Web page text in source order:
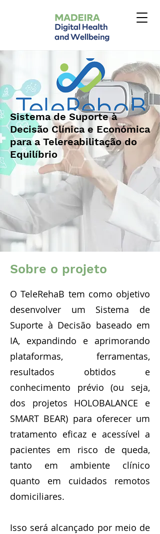
Sistema de Suporte à
Decisão Clínica e Económica
para a Telereabilitação do
Equilíbrio
Sobre o projeto
O TeleRehaB tem como objetivo
desenvolver um Sistema de
Suporte à Decisão baseado em
IA, expandindo e aprimorando
plataformas, ferramentas,
resultados obtidos e
conhecimento prévio (ou seja,
dos projetos HOLOBALANCE e
SMART BEAR) para oferecer um
tratamento eficaz e acessível a
pacientes em risco de queda,
tanto em ambiente clínico
quanto em cuidados remotos
domiciliares.
Isso será alcançado por meio de